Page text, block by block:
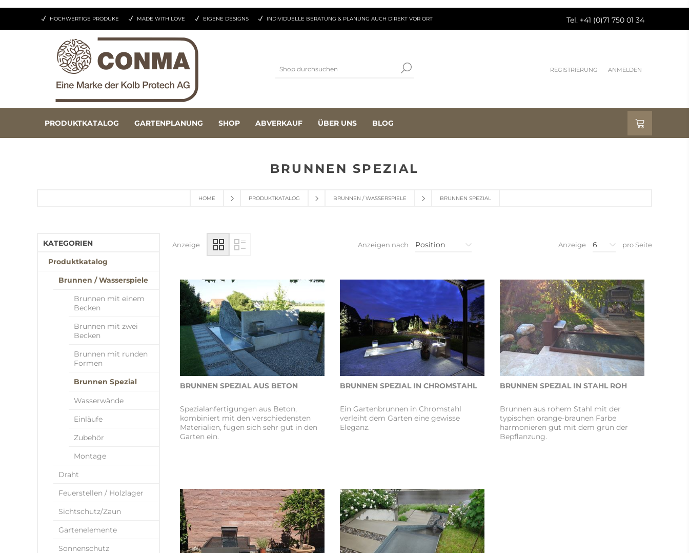
HOCHWERTIGE PRODUKE MADE WITH LOVE EIGENE DESIGNS INDIVIDUELLE BERATUNG & PLANUNG AUCH DIREKT VOR ORT Tel. +41 (0)71 750 01 34
REGISTRIERUNG ANMELDEN
PRODUKTKATALOG GARTENPLANUNG SHOP ABVERKAUF ÜBER UNS BLOG
HOME PRODUKTKATALOG BRUNNEN / WASSERSPIELE BRUNNEN SPEZIAL
BRUNNEN SPEZIAL
Anzeige Anzeigen nach Position Anzeige 6 pro Seite
BRUNNEN SPEZIAL AUS BETON
Spezialanfertigungen aus Beton,
kombiniert mit den verschiedensten
Materialien, fügen sich sehr gut in den
Garten ein.
BRUNNEN SPEZIAL IN CHROMSTAHL
Ein Gartenbrunnen in Chromstahl
verleiht dem Garten eine gewisse
Eleganz.
BRUNNEN SPEZIAL IN STAHL ROH
Brunnen aus rohem Stahl mit der
typischen orange-braunen Farbe
harmonieren gut mit dem grün der
Bepflanzung.
KATEGORIEN
Produktkatalog
Brunnen / Wasserspiele
Brunnen mit einem
Becken
Brunnen mit zwei
Becken
Brunnen mit runden
Formen
Brunnen Spezial
Wasserwände
Einläufe
Zubehör
Montage
Draht
Feuerstellen / Holzlager
Sichtschutz/Zaun
Gartenelemente
Sonnenschutz